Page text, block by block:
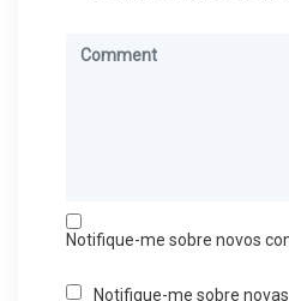
Notifique-me sobre novos
Notifique-me sobre